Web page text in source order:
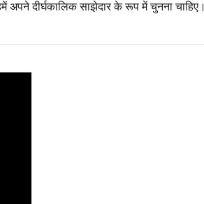
अपने दीर्घकालिक साझेदार के रूप में चुनना चाहिए।